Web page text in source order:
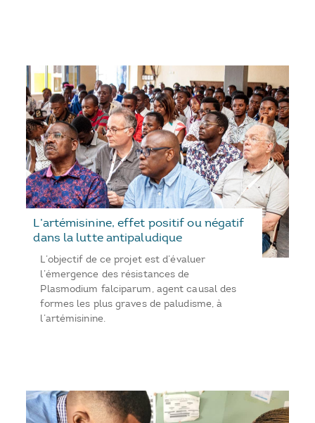
L’artémisinine, effet positif ou négatif
dans la lutte antipaludique
L’objectif de ce projet est d’évaluer
l’émergence des résistances de
Plasmodium falciparum, agent causal des
formes les plus graves de paludisme, à
l’artémisinine.